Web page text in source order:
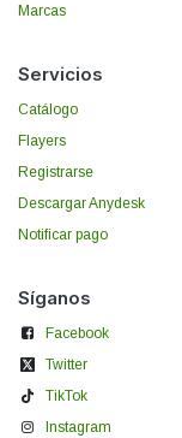
Marcas
Servicios
Catálogo
Flayers
Registrarse
Descargar Anydesk
Notificar pago
Síganos
Facebook
Twitter
TikTok
Instagram